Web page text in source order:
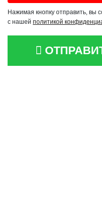
Нажимая кнопку отправить, вы
с нашей политикой